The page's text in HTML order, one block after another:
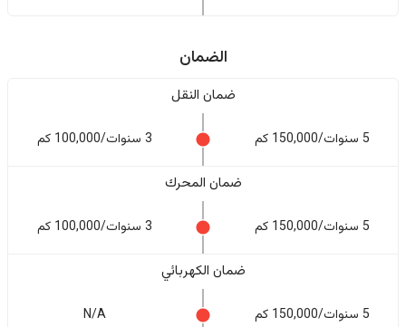
الضمان
ضمان النقل
5 سنوات/150,000 كم 3 سنوات/100,000 كم
ضمان المحرك
5 سنوات/150,000 كم 3 سنوات/100,000 كم
ضمان الكهربائي
5 سنوات/150,000 كم N/A